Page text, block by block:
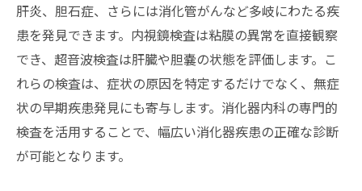
肝炎、胆石症、さらには消化管がんなど多岐にわたる疾
患を発見できます。内視鏡検査は粘膜の異常を直接観察
でき、超音波検査は肝臓や胆嚢の状態を評価します。こ
れらの検査は、症状の原因を特定するだけでなく、無症
状の早期疾患発見にも寄与します。消化器内科の専門的
検査を活用することで、幅広い消化器疾患の正確な診断
が可能となります。